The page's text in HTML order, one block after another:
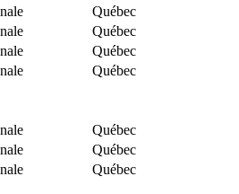
Québec
Québec
Québec
Québec
Québec
Québec
Québec